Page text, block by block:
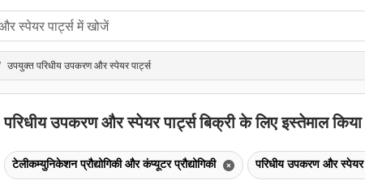
उपयुक्त परिधीय उपकरण और स्पेयर पार्ट्स
परिधीय उपकरण और स्पेयर पार्ट्स बिक्री के लिए इस्तेमाल किया
टेलीकम्युनिकेशन प्रौद्योगिकी और कंप्यूटर प्रौद्योगिकी परिधीय उपकरण और स्पेयर